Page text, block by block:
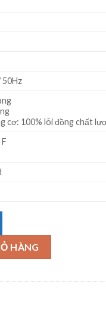
50Hz
cơ: 100% lõi đồng chất
HÀNG